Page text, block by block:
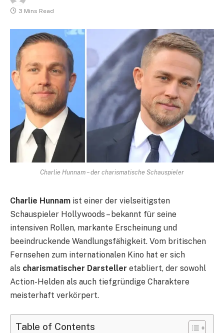
3 Mins Read
Charlie Hunnam – der charismatische Schauspieler
Charlie Hunnam ist einer der vielseitigsten
Schauspieler Hollywoods – bekannt für seine
intensiven Rollen, markante Erscheinung und
beeindruckende Wandlungsfähigkeit. Vom britischen
Fernsehen zum internationalen Kino hat er sich
als charismatischer Darsteller etabliert, der sowohl
Action-Helden als auch tiefgründige Charaktere
meisterhaft verkörpert.
Table of Contents